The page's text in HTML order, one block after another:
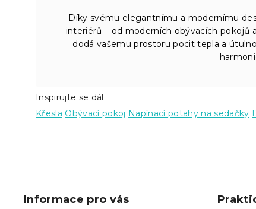
Díky svému elegantnímu a modernímu
interiérů – od moderních obývacích pokojů
dodá vašemu prostoru pocit tepla a
Inspirujte se dál
Křesla Obývací pokoj Napínací potahy na sedačky
Informace pro vás